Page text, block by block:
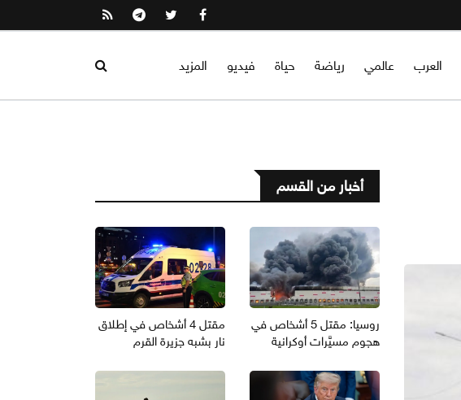
العرب عالمي رياضة حياة فيديو المزيد
أخبار من القسم
روسيا: مقتل 5 أشخاص في
هجوم مسيَّرات أوكرانية
مقتل 4 أشخاص في إطلاق
نار بشبه جزيرة القرم